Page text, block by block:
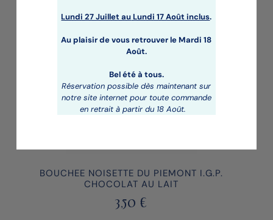
BOUCHEE NOISETTE DU PIEMONT I.G.P.
CHOCOLAT AU LAIT
3,50 €
Lundi 27 Juillet au Lundi 17 Août inclus.
Au plaisir de vous retrouver le Mardi 18
Août.
Bel été à tous.
Réservation possible dès maintenant sur
notre site internet pour toute commande
en retrait à partir du 18 Août.